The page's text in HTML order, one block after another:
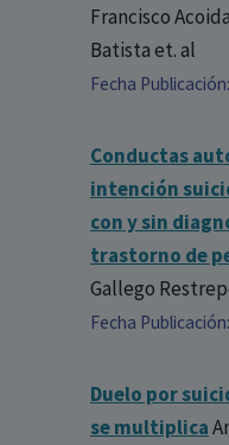
Francisco
Batistaet. al
Fecha
Conductas
intención
con y sin
trastorno de
Gallego
Fecha
Duelo por
se multiplica